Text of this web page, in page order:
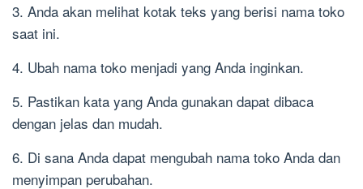
3. Anda akan melihat kotak teks yang berisi nama toko
saat ini.
4. Ubah nama toko menjadi yang Anda inginkan.
5. Pastikan kata yang Anda gunakan dapat dibaca
dengan jelas dan mudah.
6. Di sana Anda dapat mengubah nama toko Anda dan
menyimpan perubahan.